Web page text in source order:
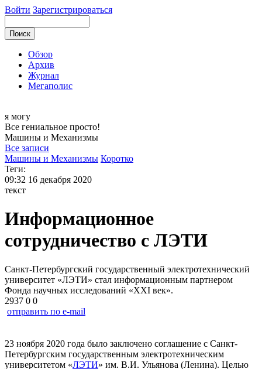
Войти Зарегистрироваться
Обзор
Архив
Журнал
Мегаполис
я могу
Все гениальное просто!
Машины и Механизмы
Все записи
Машины и Механизмы Коротко
Теги:
09:32 16 декабря 2020
текст
Информационное
сотрудничество с ЛЭТИ
Санкт-Петербургский государственный электротехнический
университет «ЛЭТИ» стал информационным партнером
Фонда научных исследований «ХХI век».
2937 0 0
отправить по e-mail
23 ноября 2020 года было заключено соглашение с Санкт-
Петербургским государственным электротехническим
университетом «ЛЭТИ» им. В.И. Ульянова (Ленина). Целью